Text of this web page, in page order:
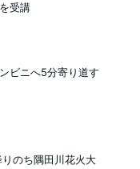
受講
ビニへ5分寄り道す
のち隅田川花火大